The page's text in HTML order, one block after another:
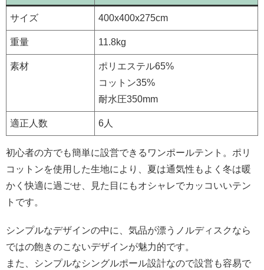
サイズ 400x400x275cm
重量 11.8kg
素材
ポリエステル65%
コットン35%
耐水圧350mm
適正人数 6人
初心者の方でも簡単に設営できるワンポールテント。ポリ
コットンを使用した生地により、夏は通気性もよく冬は暖
かく快適に過ごせ、見た目にもオシャレでカッコいいテン
トです。
シンプルなデザインの中に、気品が漂うノルディスクなら
ではの飽きのこないデザインが魅力的です。
また、シンプルなシングルポール設計なので設営も容易で